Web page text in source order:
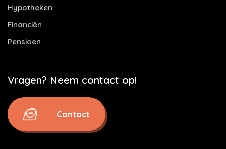
Hypotheken
Financiën
Pensioen
Vragen? Neem contact op!
Contact